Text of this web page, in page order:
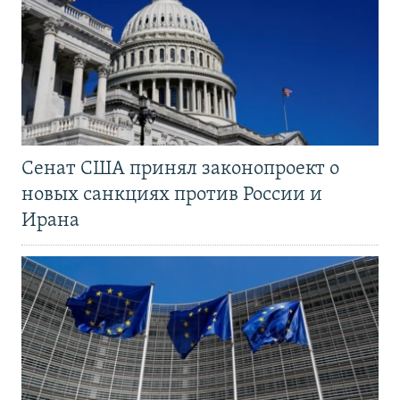
Сенат США принял законопроект о
новых санкциях против России и
Ирана